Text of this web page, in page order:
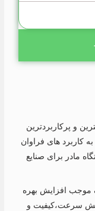
و پرکاربردترین
کاربرد های فراوان
مادر برای صنایع
موجب افزایش بهره
سرعت،کیفیت و